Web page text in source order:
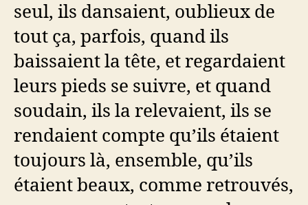
seul, ils dansaient, oublieux de
tout ça, parfois, quand ils
baissaient la tête, et regardaient
leurs pieds se suivre, et quand
soudain, ils la relevaient, ils se
rendaient compte qu’ils étaient
toujours là, ensemble, qu’ils
étaient beaux, comme retrouvés,